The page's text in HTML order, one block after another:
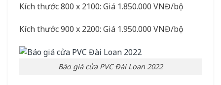
Kích thước 800 x 2100: Giá 1.850.000 VNĐ/bộ
Kích thước 900 x 2200: Giá 1.950.000 VNĐ/bộ
Báo giá cửa PVC Đài Loan 2022